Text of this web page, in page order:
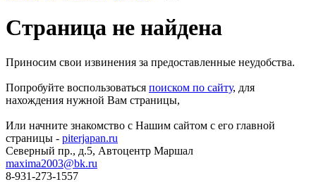
Страница не найдена
Приносим свои извинения за предоставленные неудобства.
Попробуйте воспользоваться поиском по сайту, для
нахождения нужной Вам страницы,
Или начните знакомство с Нашим сайтом с его главной
страницы - piterjapan.ru
Северный пр., д.5, Автоцентр Маршал
maxima2003@bk.ru
8-931-273-1557